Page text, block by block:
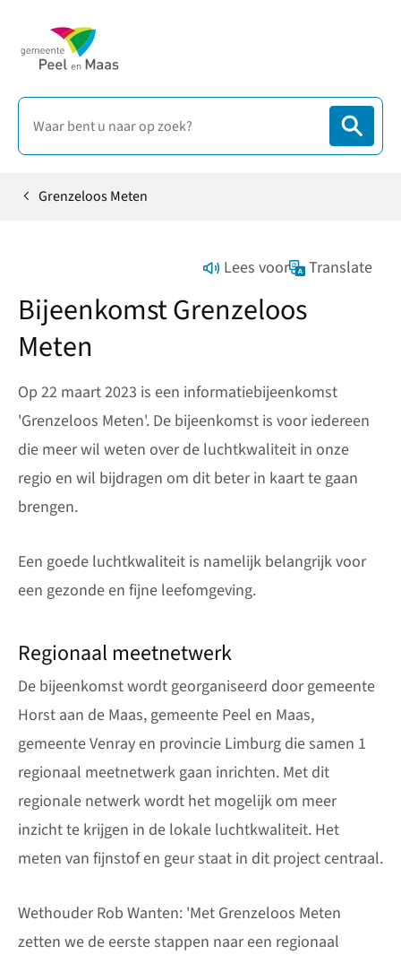
HomeGrenzeloos Meten
Lees voor Translate
Bijeenkomst Grenzeloos
Meten
Op 22 maart 2023 is een informatiebijeenkomst
'Grenzeloos Meten'. De bijeenkomst is voor iedereen
die meer wil weten over de luchtkwaliteit in onze
regio en wil bijdragen om dit beter in kaart te gaan
brengen.
Een goede luchtkwaliteit is namelijk belangrijk voor
een gezonde en fijne leefomgeving.
Regionaal meetnetwerk
De bijeenkomst wordt georganiseerd door gemeente
Horst aan de Maas, gemeente Peel en Maas,
gemeente Venray en provincie Limburg die samen 1
regionaal meetnetwerk gaan inrichten. Met dit
regionale netwerk wordt het mogelijk om meer
inzicht te krijgen in de lokale luchtkwaliteit. Het
meten van fijnstof en geur staat in dit project centraal.
Wethouder Rob Wanten: 'Met Grenzeloos Meten
zetten we de eerste stappen naar een regionaal